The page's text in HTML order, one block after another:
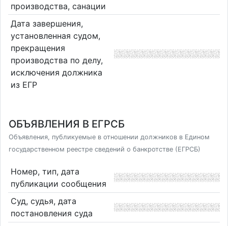
производства, санации
Дата завершения,
установленная судом,
прекращения
производства по делу,
исключения должника
из ЕГР
ОБЪЯВЛЕНИЯ В ЕГРСБ
Объявления, публикуемые в отношении должников в Едином
государственном реестре сведений о банкротстве (ЕГРСБ)
Номер, тип, дата
публикации сообщения
Суд, судья, дата
постановления суда